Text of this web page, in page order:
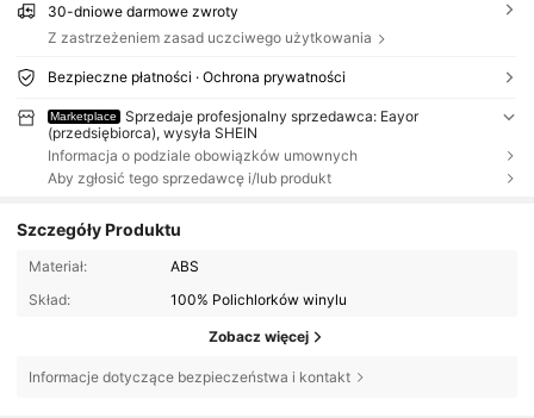
30-dniowe darmowe zwroty
Z zastrzeżeniem zasad uczciwego użytkowania
Bezpieczne płatności · Ochrona prywatności
Marketplace
Sprzedaje profesjonalny sprzedawca: Eayor
(przedsiębiorca), wysyła SHEIN
Informacja o podziale obowiązków umownych
Aby zgłosić tego sprzedawcę i/lub produkt
Szczegóły Produktu
Materiał:
ABS
Skład:
100% Polichlorków winylu
Zobacz więcej
Informacje dotyczące bezpieczeństwa i kontakt